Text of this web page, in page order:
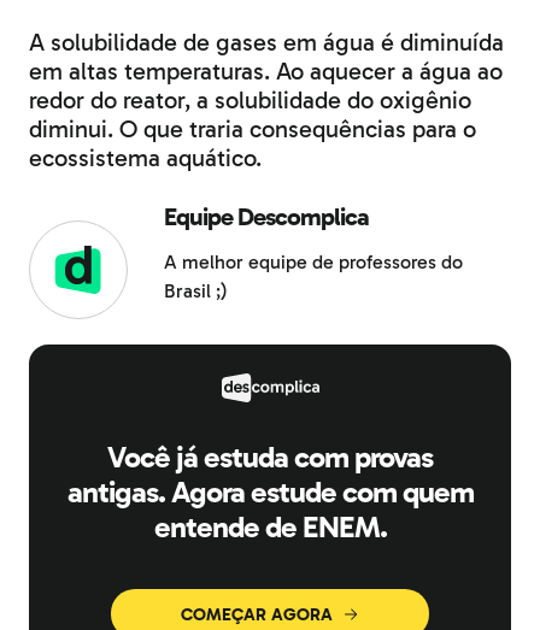
A solubilidade de gases em água é diminuída
em altas temperaturas. Ao aquecer a água ao
redor do reator, a solubilidade do oxigênio
diminui. O que traria consequências para o
ecossistema aquático.
Equipe Descomplica
A melhor equipe de professores do
Brasil ;)
Você já estuda com provas
antigas. Agora estude com quem
entende de ENEM.
COMEÇAR AGORA